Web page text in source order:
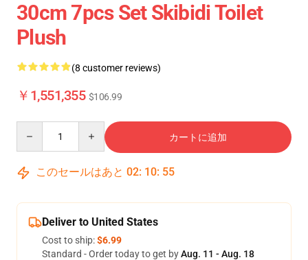
30cm 7pcs Set Skibidi Toilet
Plush
(8 customer reviews)
￥1,551,355 $106.99
カートに追加
このセールはあと 02: 10: 54
Deliver to United States
Cost to ship:$6.99
Standard - Order today to get byAug. 11 - Aug. 18